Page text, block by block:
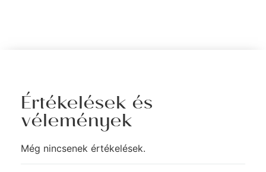
Értékelések és
vélemények
Még nincsenek értékelések.